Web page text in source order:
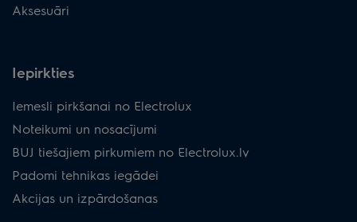
Aksesuāri
Iepirkties
Iemesli pirkšanai no Electrolux
Noteikumi un nosacījumi
BUJ tiešajiem pirkumiem no Electrolux.lv
Padomi tehnikas iegādei
Akcijas un izpārdošanas